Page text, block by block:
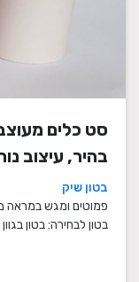
סט כלים
בהיר, עיצוב
מעוצבים,
מבטון, מתנה
בטון שיק
פמוטים ומגש במראה
בטון לבחירה: בטון